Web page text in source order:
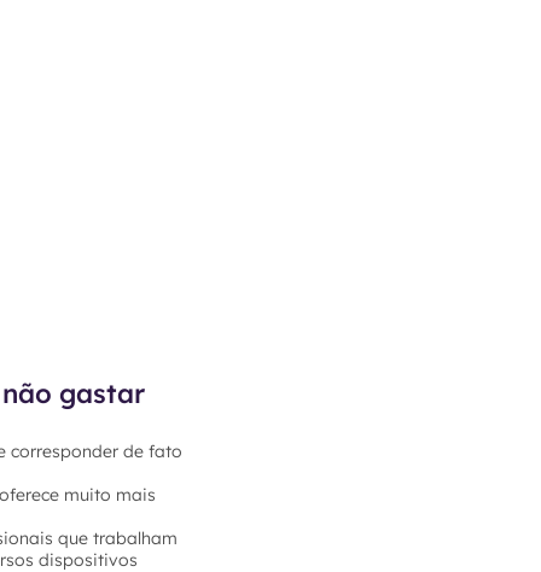
gastar
corresponder de fato
muito mais
que trabalham
dispositivos